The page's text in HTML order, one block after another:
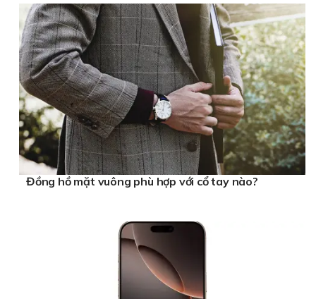
Đồng hồ mặt vuông phù hợp với cổ tay nào?